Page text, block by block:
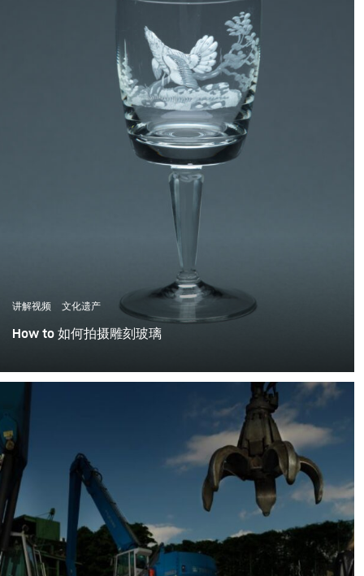
讲解视频 文化遗产
How to 如何拍摄雕刻玻璃